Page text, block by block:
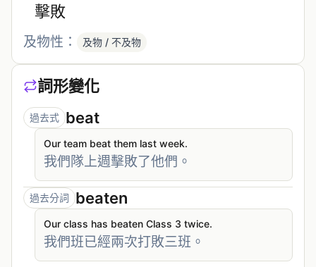
擊敗
及物性： 及物 / 不及物
詞形變化
過去式 beat
Our team beat them last week.
我們隊上週擊敗了他們。
過去分詞 beaten
Our class has beaten Class 3 twice.
我們班已經兩次打敗三班。